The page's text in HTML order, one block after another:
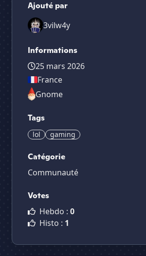
Ajouté par
3vilw4y
Informations
25 mars 2026
France
Gnome
Tags
lol gaming
Catégorie
Communauté
Votes
Hebdo : 0
Histo : 1